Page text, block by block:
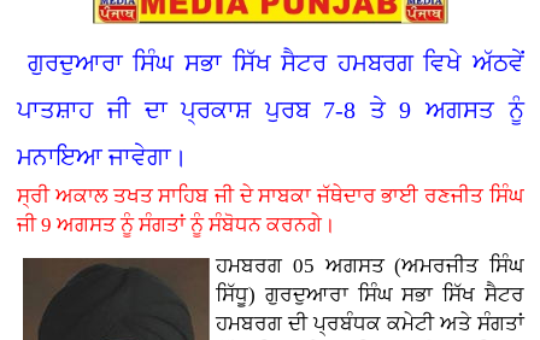
ਗੁਰਦੁਆਰਾ ਸਿੰਘ ਸਭਾ ਸਿੱਖ ਸੈਟਰ ਹਮਬਰਗ ਵਿਖੇ ਅੱਠਵੇਂ
ਪਾਤਸ਼ਾਹ ਜੀ ਦਾ ਪ੍ਰਕਾਸ਼ ਪੁਰਬ 7-8 ਤੇ 9 ਅਗਸਤ ਨੂੰ
ਮਨਾਇਆ ਜਾਵੇਗਾ।
ਸ੍ਰੀ ਅਕਾਲ ਤਖਤ ਸਾਹਿਬ ਜੀ ਦੇ ਸਾਬਕਾ ਜੱਥੇਦਾਰ ਭਾਈ ਰਣਜੀਤ ਸਿੰਘ
ਜੀ 9 ਅਗਸਤ ਨੂੰ ਸੰਗਤਾਂ ਨੂੰ ਸੰਬੋਧਨ ਕਰਨਗੇ।
ਹਮਬਰਗ 05 ਅਗਸਤ (ਅਮਰਜੀਤ ਸਿੰਘ
ਸਿੱਧੂ) ਗੁਰਦੁਆਰਾ ਸਿੰਘ ਸਭਾ ਸਿੱਖ ਸੈਟਰ
ਹਮਬਰਗ ਦੀ ਪ੍ਰਬੰਧਕ ਕਮੇਟੀ ਅਤੇ ਸੰਗਤਾਂ